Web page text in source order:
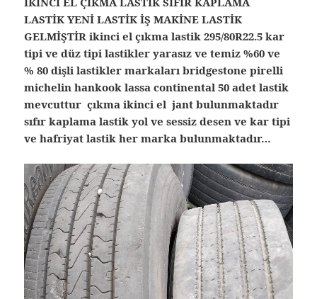
LASTİK YENİ LASTİK İŞ MAKİNE LASTİK
GELMİŞTİR ikinci el çıkma lastik 295/80R22.5 kar
tipi ve düz tipi lastikler yarasız ve temiz %60 ve
% 80 dişli lastikler markaları bridgestone pirelli
michelin hankook lassa continental 50 adet lastik
mevcuttur çıkma ikinci el jant bulunmaktadır
sıfır kaplama lastik yol ve sessiz desen ve kar tipi
ve hafriyat lastik her marka bulunmaktadır…